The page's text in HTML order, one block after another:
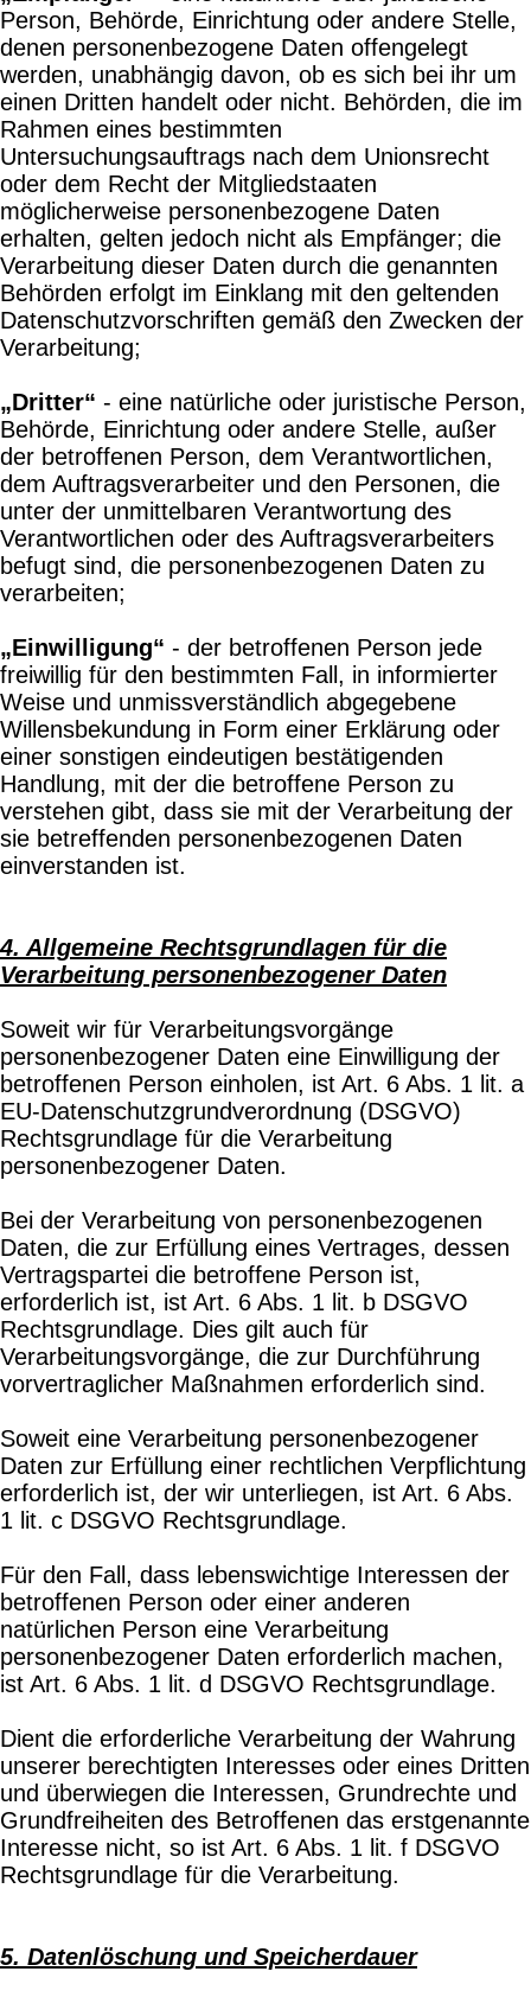
Person, Behörde, Einrichtung oder andere Stelle,
denen personenbezogene Daten offengelegt
werden, unabhängig davon, ob es sich bei ihr um
einen Dritten handelt oder nicht. Behörden, die im
Rahmen eines bestimmten
Untersuchungsauftrags nach dem Unionsrecht
oder dem Recht der Mitgliedstaaten
möglicherweise personenbezogene Daten
erhalten, gelten jedoch nicht als Empfänger; die
Verarbeitung dieser Daten durch die genannten
Behörden erfolgt im Einklang mit den geltenden
Datenschutzvorschriften gemäß den Zwecken der
Verarbeitung;
„Dritter“ - eine natürliche oder juristische Person,
Behörde, Einrichtung oder andere Stelle, außer
der betroffenen Person, dem Verantwortlichen,
dem Auftragsverarbeiter und den Personen, die
unter der unmittelbaren Verantwortung des
Verantwortlichen oder des Auftragsverarbeiters
befugt sind, die personenbezogenen Daten zu
verarbeiten;
„Einwilligung“ - der betroffenen Person jede
freiwillig für den bestimmten Fall, in informierter
Weise und unmissverständlich abgegebene
Willensbekundung in Form einer Erklärung oder
einer sonstigen eindeutigen bestätigenden
Handlung, mit der die betroffene Person zu
verstehen gibt, dass sie mit der Verarbeitung der
sie betreffenden personenbezogenen Daten
einverstanden ist.
4. Allgemeine Rechtsgrundlagen für die
Verarbeitung personenbezogener Daten
Soweit wir für Verarbeitungsvorgänge
personenbezogener Daten eine Einwilligung der
betroffenen Person einholen, ist Art. 6 Abs. 1 lit. a
EU-Datenschutzgrundverordnung (DSGVO)
Rechtsgrundlage für die Verarbeitung
personenbezogener Daten.
Bei der Verarbeitung von personenbezogenen
Daten, die zur Erfüllung eines Vertrages, dessen
Vertragspartei die betroffene Person ist,
erforderlich ist, ist Art. 6 Abs. 1 lit. b DSGVO
Rechtsgrundlage. Dies gilt auch für
Verarbeitungsvorgänge, die zur Durchführung
vorvertraglicher Maßnahmen erforderlich sind.
Soweit eine Verarbeitung personenbezogener
Daten zur Erfüllung einer rechtlichen Verpflichtung
erforderlich ist, der wir unterliegen, ist Art. 6 Abs.
1 lit. c DSGVO Rechtsgrundlage.
Für den Fall, dass lebenswichtige Interessen der
betroffenen Person oder einer anderen
natürlichen Person eine Verarbeitung
personenbezogener Daten erforderlich machen,
ist Art. 6 Abs. 1 lit. d DSGVO Rechtsgrundlage.
Dient die erforderliche Verarbeitung der Wahrung
unserer berechtigten Interesses oder eines Dritten
und überwiegen die Interessen, Grundrechte und
Grundfreiheiten des Betroffenen das erstgenannte
Interesse nicht, so ist Art. 6 Abs. 1 lit. f DSGVO
Rechtsgrundlage für die Verarbeitung.
5. Datenlöschung und Speicherdauer